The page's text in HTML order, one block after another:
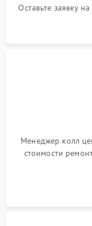
Оставьте заявку
Менеджер колл
стоимости